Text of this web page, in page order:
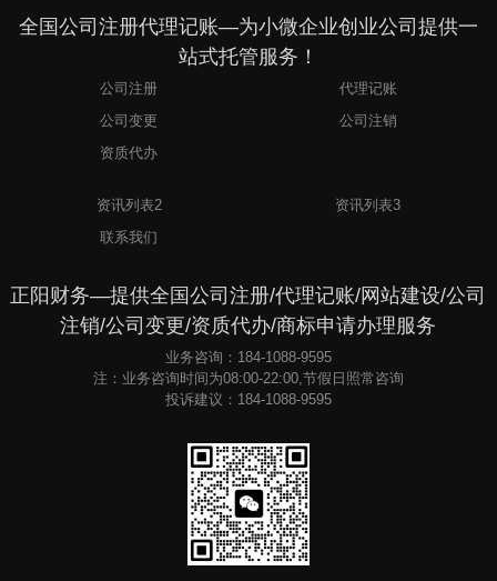
全国公司注册代理记账—为小微企业创业公司提供一
站式托管服务！
公司注册
代理记账
公司变更
公司注销
资质代办
资讯列表2
资讯列表3
联系我们
正阳财务—提供全国公司注册/代理记账/网站建设/公司
注销/公司变更/资质代办/商标申请办理服务
业务咨询：184-1088-9595
注：业务咨询时间为08:00-22:00,节假日照常咨询
投诉建议：184-1088-9595